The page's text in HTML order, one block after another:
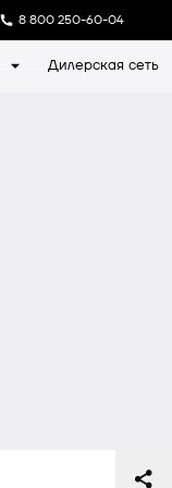
8 800 250-60-04
Дилерская сеть